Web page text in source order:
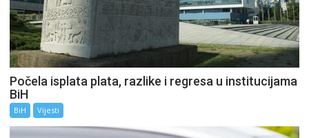
Počela isplata plata, razlike i regresa u institucijama
BiH
BiH Vijesti